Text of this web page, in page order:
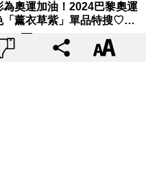
為奧運加油！2024巴黎奧運
「薰衣草紫」單品特搜♡讓
腳、隨時充滿奧運氛圍～
| Tagsis